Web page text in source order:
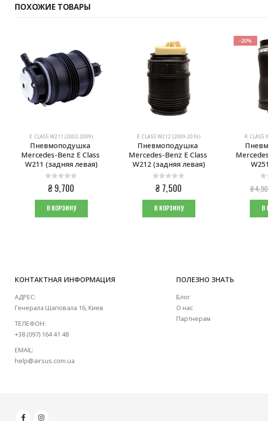
ПОХОЖИЕ ТОВАРЫ
E CLASS W211 (2002-2009)
Пневмоподушка
Mercedes-Benz E Class
W211 (задняя левая)
0из 5
₴9,700
В КОРЗИНУ
E CLASS W212 (2009-2016)
Пневмоподушка
Mercedes-Benz E Class
W212 (задняя левая)
0из 5
₴7,500
В КОРЗИНУ
-20%
R CLASS
₴
В
КОНТАКТНАЯ ИНФОРМАЦИЯ
АДРЕС:
Генерала Шаповала 16, Киев
ТЕЛЕФОН:
+38 (097) 164 41 48
EMAIL:
help@airsus.com.ua
ПОЛЕЗНО ЗНАТЬ
Блог
О нас
Партнерам